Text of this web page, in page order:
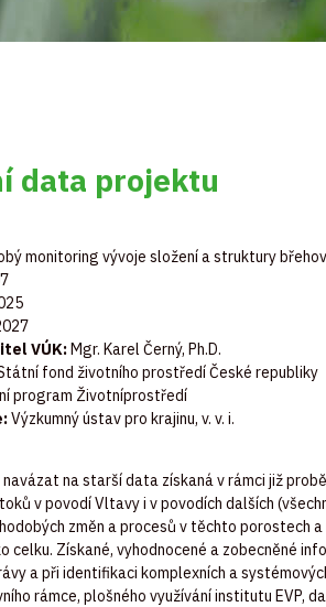
data projektu
monitoringvývoje složeníastruktury
VÚK:Mgr. Karel Černý, Ph.D.
fond životního prostředíČeské republiky
program Životníprostředí
:Výzkumný ústav pro krajinu,v. v. i.
navázat nastaršídata získanávrámci již
toků vpovodíVltavyi vpovodích dalších (
změn aprocesů v těchto porostech a
celku. Získané,vyhodnocené a zobecněné
apři identifikaci komplexních a
rámce,plošného využíváníinstitutu EVP,